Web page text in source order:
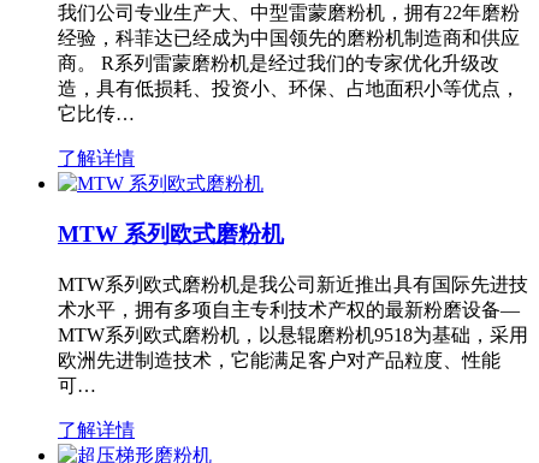
我们公司专业生产大、中型雷蒙磨粉机，拥有22年磨粉
经验，科菲达已经成为中国领先的磨粉机制造商和供应
商。 R系列雷蒙磨粉机是经过我们的专家优化升级改
造，具有低损耗、投资小、环保、占地面积小等优点，
它比传…
了解详情
MTW 系列欧式磨粉机
MTW系列欧式磨粉机是我公司新近推出具有国际先进技
术水平，拥有多项自主专利技术产权的最新粉磨设备—
MTW系列欧式磨粉机，以悬辊磨粉机9518为基础，采用
欧洲先进制造技术，它能满足客户对产品粒度、性能
可…
了解详情